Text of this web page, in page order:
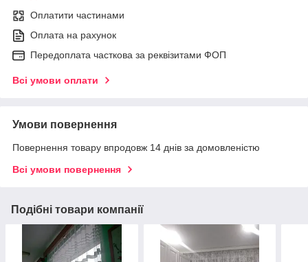
Оплатити частинами
Оплата на рахунок
Передоплата часткова за реквізитами ФОП
Всі умови оплати
Умови повернення
Повернення товару впродовж 14 днів за домовленістю
Всі умови повернення
Подібні товари компанії